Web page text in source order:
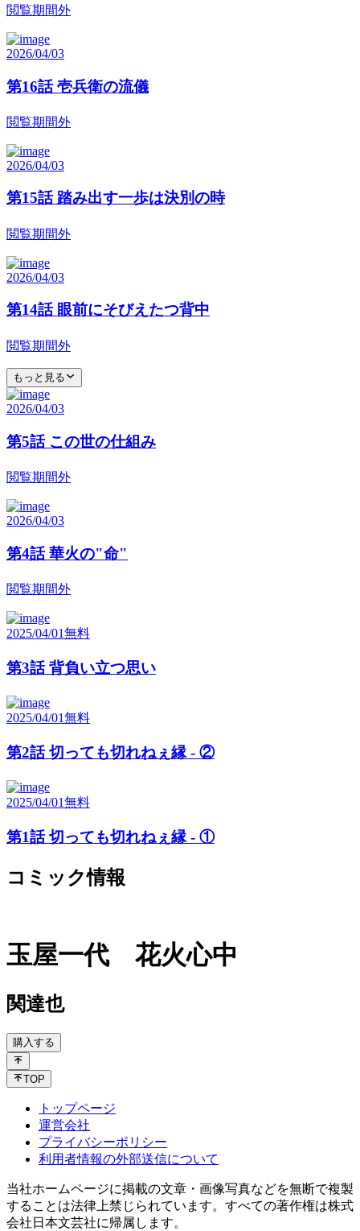
閲覧期間外
2026/04/03
第16話 壱兵衛の流儀
閲覧期間外
2026/04/03
第15話 踏み出す一歩は決別の時
閲覧期間外
2026/04/03
第14話 眼前にそびえたつ背中
閲覧期間外
もっと見る
2026/04/03
第5話 この世の仕組み
閲覧期間外
2026/04/03
第4話 華火の"命"
閲覧期間外
2025/04/01無料
第3話 背負い立つ思い
2025/04/01無料
第2話 切っても切れねぇ縁 - ②
2025/04/01無料
第1話 切っても切れねぇ縁 - ①
コミック情報
玉屋一代 花火心中
関達也
購入する
TOP
トップページ
運営会社
プライバシーポリシー
利用者情報の外部送信について
当社ホームページに掲載の文章・画像写真などを無断で複製
することは法律上禁じられています。すべての著作権は株式
会社日本文芸社に帰属します。